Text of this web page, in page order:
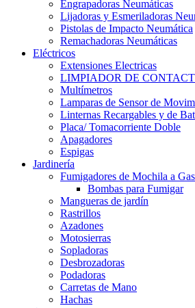
Engrapadoras Neumáticas
Lijadoras y Esmeriladoras
Pistolas de Impacto Neumática
Remachadoras Neumáticas
Eléctricos
Extensiones Electricas
LIMPIADOR DE
Multímetros
Lamparas de Sensor de
Linternas Recargables y de
Placa/ Tomacorriente Doble
Apagadores
Espigas
Jardinería
Fumigadores de Mochila a
Bombas para Fumigar
Mangueras de jardín
Rastrillos
Azadones
Motosierras
Sopladoras
Desbrozadoras
Podadoras
Carretas de Mano
Hachas